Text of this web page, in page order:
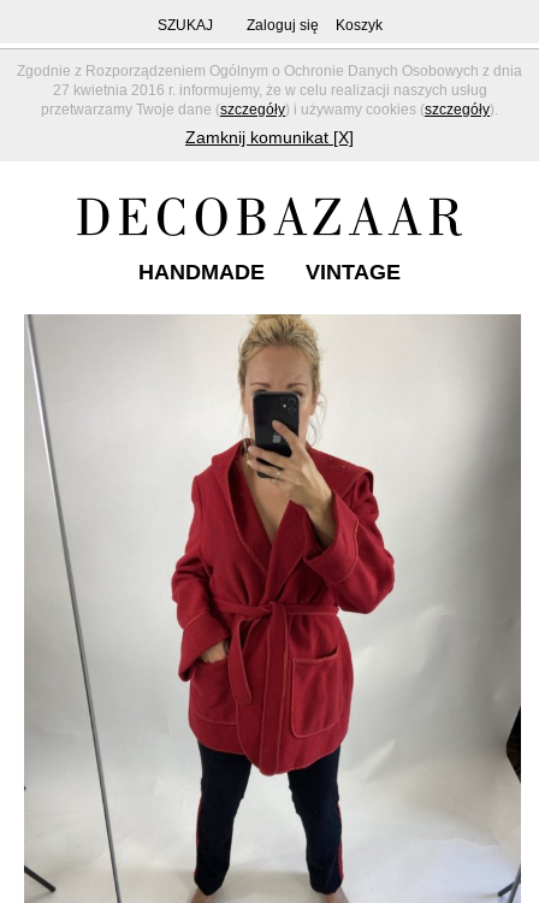
Zgodnie z Rozporządzeniem Ogólnym o Ochronie Danych Osobowych z dnia
27 kwietnia 2016 r. informujemy, że w celu realizacji naszych usług
przetwarzamy Twoje dane (szczegóły) i używamy cookies (szczegóły).
Zamknij komunikat [X]
SZUKAJ Zaloguj się Koszyk
HANDMADE VINTAGE